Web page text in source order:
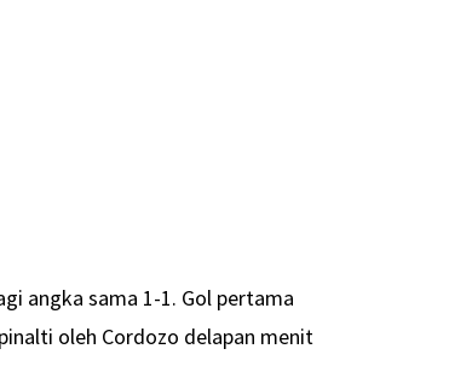
angka sama 1-1. Gol pertama
oleh Cordozo delapan menit